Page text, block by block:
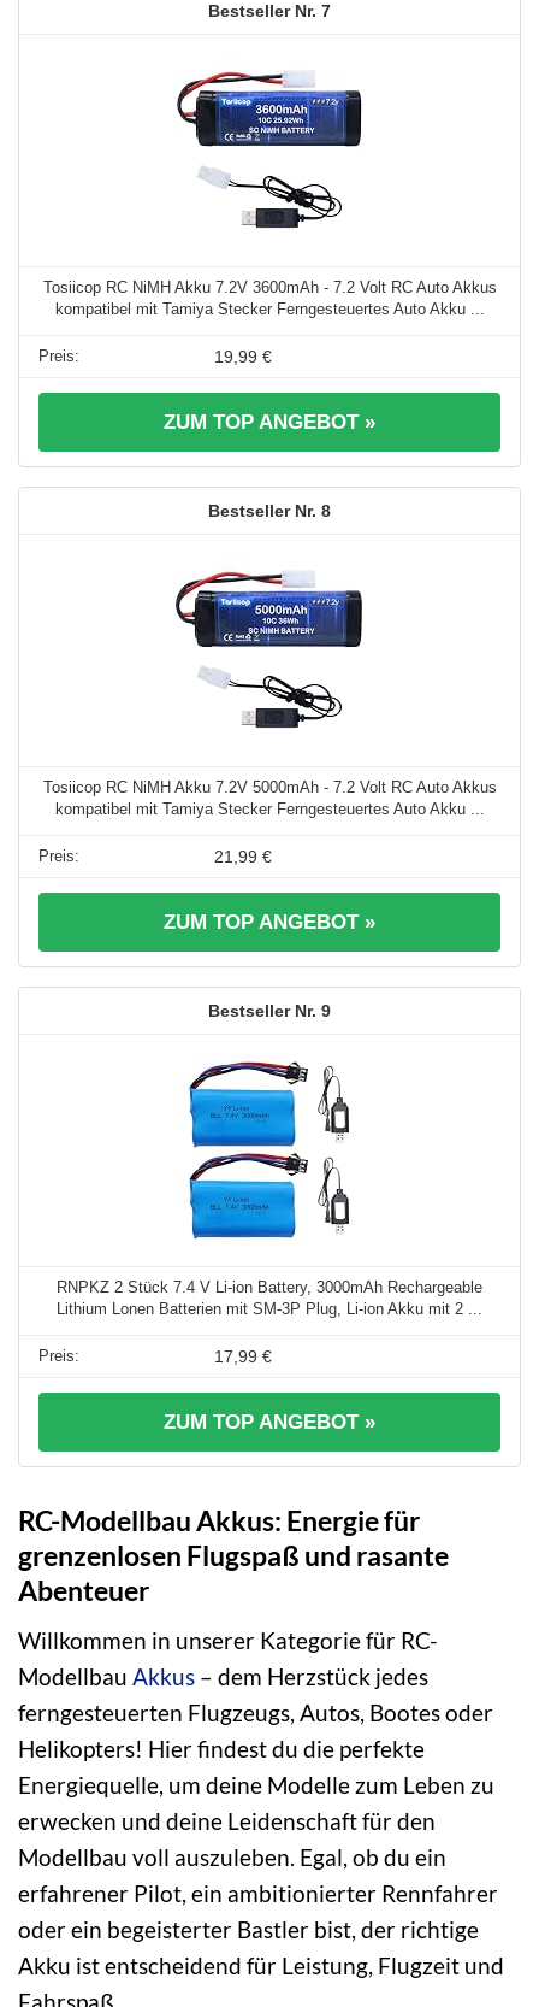
7
Tosiicop RC NiMH Akku 7.2V 3600mAh - 7.2 Volt RC Auto Akkus
kompatibel mit Tamiya Stecker Ferngesteuertes Auto Akku ...
19,99 €
ZUM TOP ANGEBOT »
8
Tosiicop RC NiMH Akku 7.2V 5000mAh - 7.2 Volt RC Auto Akkus
kompatibel mit Tamiya Stecker Ferngesteuertes Auto Akku ...
21,99 €
ZUM TOP ANGEBOT »
9
RNPKZ 2 Stück 7.4 V Li-ion Battery, 3000mAh Rechargeable
Lithium Lonen Batterien mit SM-3P Plug, Li-ion Akku mit 2 ...
17,99 €
ZUM TOP ANGEBOT »
RC-Modellbau Akkus: Energie für
grenzenlosen Flugspaß und rasante
Abenteuer
Willkommen in unserer Kategorie für RC-
Modellbau Akkus – dem Herzstück jedes
ferngesteuerten Flugzeugs, Autos, Bootes oder
Helikopters! Hier findest du die perfekte
Energiequelle, um deine Modelle zum Leben zu
erwecken und deine Leidenschaft für den
Modellbau voll auszuleben. Egal, ob du ein
erfahrener Pilot, ein ambitionierter Rennfahrer
oder ein begeisterter Bastler bist, der richtige
Akku ist entscheidend für Leistung, Flugzeit und
Fahrspaß.